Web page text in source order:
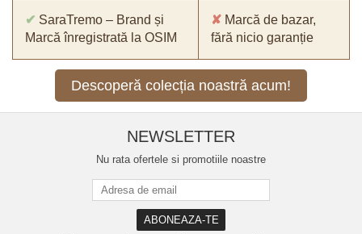
✔ SaraTremo – Brand și
Marcă înregistrată la OSIM
✘ Marcă de bazar,
fără nicio garanție
Descoperă colecția noastră acum!
NEWSLETTER
Nu rata ofertele si promotiile noastre